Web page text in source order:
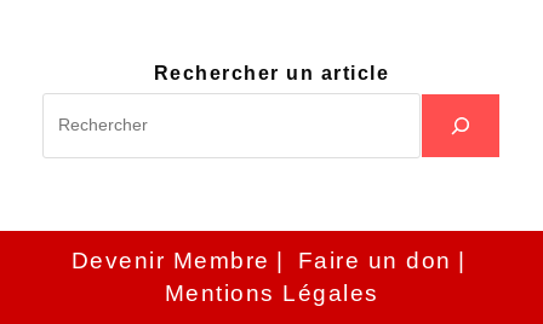
Rechercher un article
Devenir Membre
Faire un don
Mentions Légales